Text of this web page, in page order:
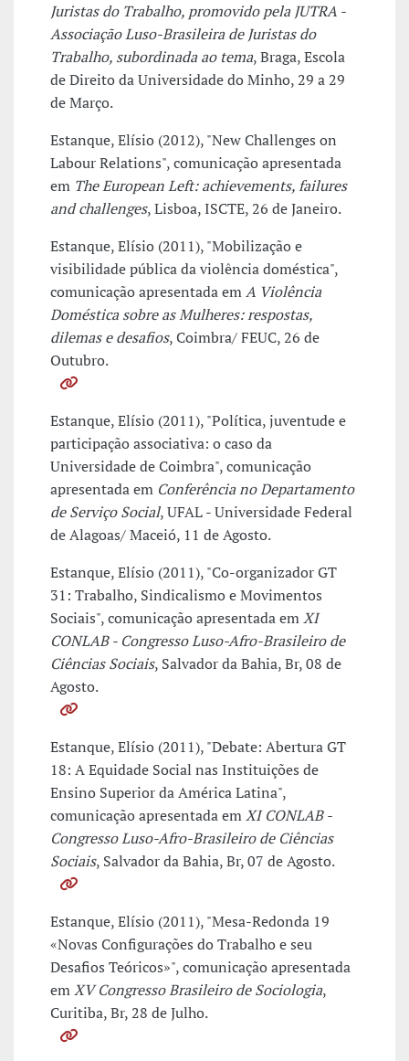
Juristas do Trabalho, promovido pela JUTRA -
Associação Luso-Brasileira de Juristas do
Trabalho, subordinada ao tema, Braga, Escola
de Direito da Universidade do Minho, 29 a 29
de Março.
Estanque, Elísio (2012), "New Challenges on
Labour Relations", comunicação apresentada
em The European Left: achievements, failures
and challenges, Lisboa, ISCTE, 26 de Janeiro.
Estanque, Elísio (2011), "Mobilização e
visibilidade pública da violência doméstica",
comunicação apresentada emA Violência
Doméstica sobre as Mulheres: respostas,
dilemas e desafios, Coimbra/ FEUC, 26 de
Outubro.
Estanque, Elísio (2011), "Política, juventude e
participação associativa: o caso da
Universidade de Coimbra", comunicação
apresentada em Conferência no Departamento
de Serviço Social, UFAL - Universidade Federal
de Alagoas/ Maceió, 11 de Agosto.
Estanque, Elísio (2011), "Co-organizador GT
31: Trabalho, Sindicalismo e Movimentos
Sociais", comunicação apresentada emXI
CONLAB - Congresso Luso-Afro-Brasileiro de
Ciências Sociais, Salvador da Bahia, Br, 08 de
Agosto.
Estanque, Elísio (2011), "Debate: Abertura GT
18: A Equidade Social nas Instituições de
Ensino Superior da América Latina",
comunicação apresentada emXI CONLAB -
Congresso Luso-Afro-Brasileiro de Ciências
Sociais, Salvador da Bahia, Br, 07 de Agosto.
Estanque, Elísio (2011), "Mesa-Redonda 19
«Novas Configurações do Trabalho e seu
Desafios Teóricos»", comunicação apresentada
emXV Congresso Brasileiro de Sociologia,
Curitiba, Br, 28 de Julho.